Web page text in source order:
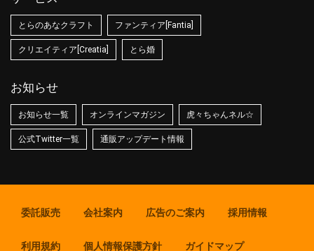
とらのあなクラフト ファンティア[Fantia]
クリエイティア[Creatia] とら婚
お知らせ
お知らせ一覧 オンラインマガジン 虎々ちゃんネル☆
公式Twitter一覧 通販アップデート情報
委託販売 会社案内 広告のご案内 採用情報
利用規約 個人情報保護方針 ガイドマップ